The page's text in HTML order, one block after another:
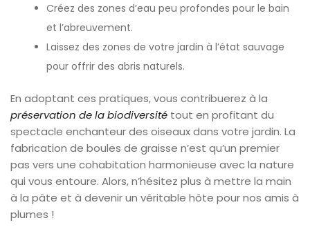
Créez des zones d’eau peu profondes pour le bain
et l’abreuvement.
Laissez des zones de votre jardin à l’état sauvage
pour offrir des abris naturels.
En adoptant ces pratiques, vous contribuerez à la
préservation de la biodiversité tout en profitant du
spectacle enchanteur des oiseaux dans votre jardin. La
fabrication de boules de graisse n’est qu’un premier
pas vers une cohabitation harmonieuse avec la nature
qui vous entoure. Alors, n’hésitez plus à mettre la main
à la pâte et à devenir un véritable hôte pour nos amis à
plumes !